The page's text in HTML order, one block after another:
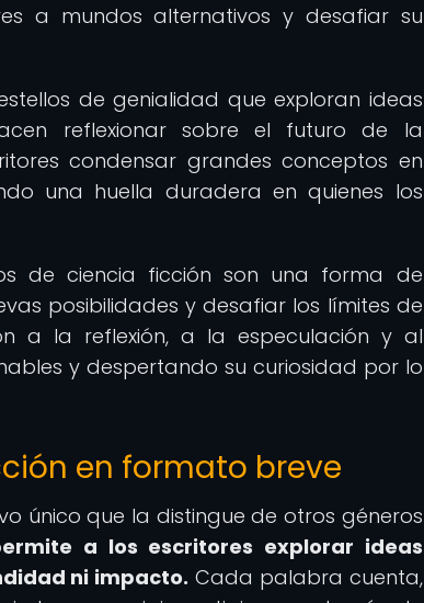
a mundos alternativos y desafiar su
de genialidad que exploran ideas
reflexionar sobre el futuro de la
condensar grandes conceptos en
una huella duradera en quienes los
de ciencia ficción son una forma de
posibilidades y desafiar los límites de
a la reflexión, a la especulación y al
y despertando su curiosidad por lo
en formato breve
único que la distingue de otros géneros
a los escritores explorar ideas
ni impacto. Cada palabra cuenta,